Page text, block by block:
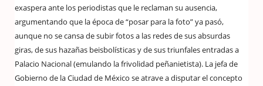
exaspera ante los periodistas que le reclaman su ausencia,
argumentando que la época de “posar para la foto” ya pasó,
aunque no se cansa de subir fotos a las redes de sus absurdas
giras, de sus hazañas beisbolísticas y de sus triunfales entradas a
Palacio Nacional (emulando la frivolidad peñanietista). La jefa de
Gobierno de la Ciudad de México se atrave a disputar el concepto